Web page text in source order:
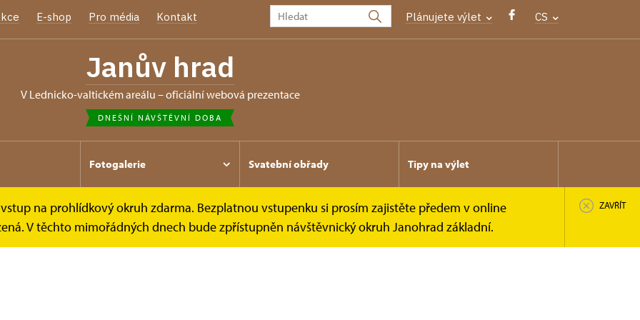
E-shop Pro média Kontakt Plánujete výlet CS
Janův hrad
v Lednicko-valtickém areálu – oficiální webová prezentace
DNEŠNÍ NÁVŠTĚVNÍ DOBA
Fotogalerie Svatební obřady Tipy na výlet
na prohlídkový okruh zdarma. Bezplatnou vstupenku si prosím zajistěte předem v online
V těchto mimořádných dnech bude zpřístupněn návštěvnický okruh Janohrad základní.
ZAVŘÍT